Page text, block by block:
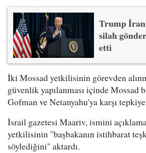
Trump
silah
etti
İki Mossad yetkilisinin görevden
güvenlik yapılanması içinde Mossad
Gofman ve Netanyahu'ya karşı
İsrail gazetesi Maariv, ismini
yetkilisinin "başbakanın istihbarat
söylediğini" aktardı.